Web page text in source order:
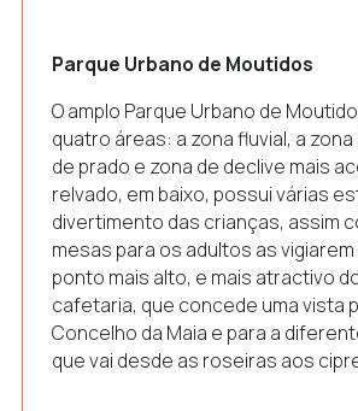
Parque Urbano de Moutidos
O amplo Parque Urbano de
quatro áreas: a zona fluvial, a
de prado e zona de declive mais
relvado, em baixo, possui várias
divertimento das crianças, assim
mesas para os adultos as
ponto mais alto, e mais atractivo
cafetaria, que concede uma vista
Concelho da Maia e para a
que vai desde as roseiras aos